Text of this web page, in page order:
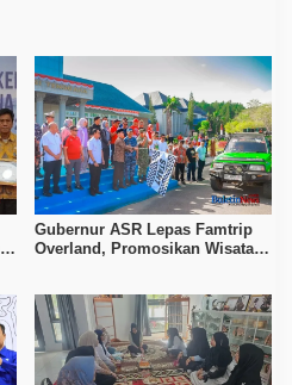
Gubernur ASR Lepas Famtrip
Overland, Promosikan Wisata